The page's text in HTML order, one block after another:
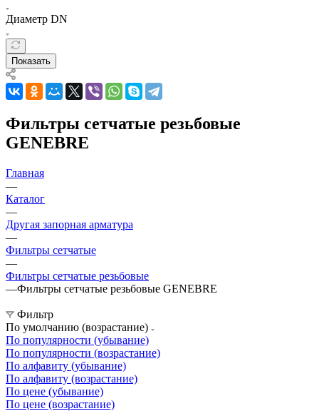
Диаметр DN
Показать
Фильтры сетчатые резьбовые
GENEBRE
Главная
—
Каталог
—
Другая запорная арматура
—
Фильтры сетчатые
—
Фильтры сетчатые резьбовые
—Фильтры сетчатые резьбовые GENEBRE
Фильтр
По умолчанию (возрастание)
По популярности (убывание)
По популярности (возрастание)
По алфавиту (убывание)
По алфавиту (возрастание)
По цене (убывание)
По цене (возрастание)